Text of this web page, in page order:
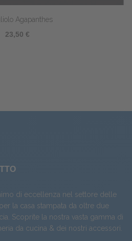
Agapanthes
23,50 €
di eccellenza nel settore delle
la casa stampata da oltre due
Scoprite la nostra vasta gamma di
da cucina & dei nostri accessori